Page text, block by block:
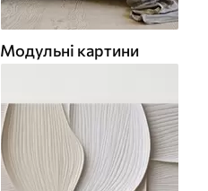
Модульні картини